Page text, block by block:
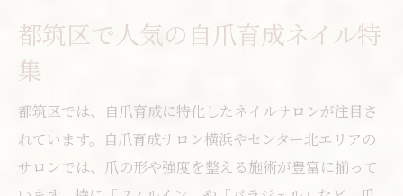
都筑区で人気の自爪育成ネイル特
集
都筑区では、自爪育成に特化したネイルサロンが注目さ
れています。自爪育成サロン横浜やセンター北エリアの
サロンでは、爪の形や強度を整える施術が豊富に揃って